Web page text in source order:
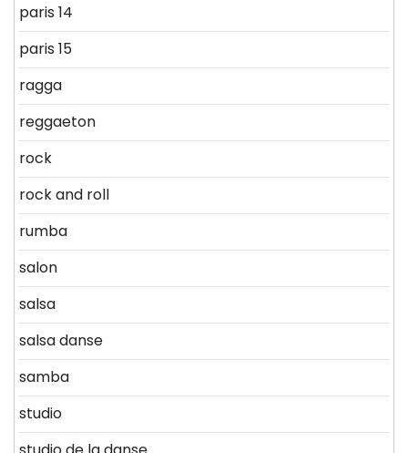
paris 14
paris 15
ragga
reggaeton
rock
rock and roll
rumba
salon
salsa
salsa danse
samba
studio